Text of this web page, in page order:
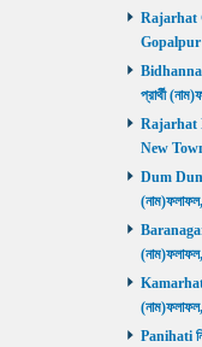
Rajarhat
Gopalpur
প্রার্থী
Rajarhat
New Town
Dum Dum
Baranagar
Kamarhati
Panihati